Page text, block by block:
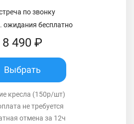
по звонку
ожидания бесплатно
8 490 ₽
Выбрать
кресла (150р/шт)
не требуется
отмена за 12ч